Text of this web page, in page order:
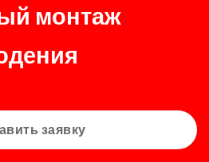
монтаж
заявку